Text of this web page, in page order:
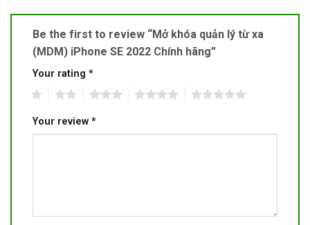
Be the first to review “Mở khóa quản lý từ xa
(MDM) iPhone SE 2022 Chính hãng”
Your rating *
Your review *